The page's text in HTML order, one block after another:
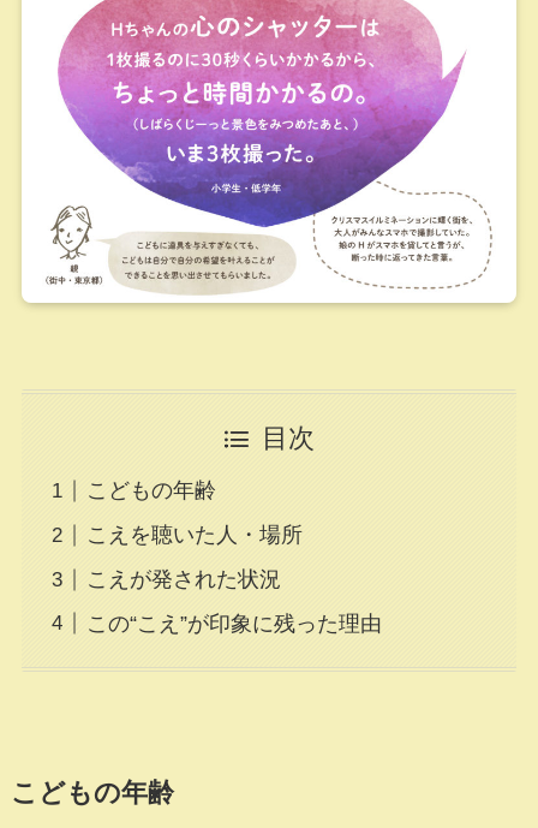
目次
こどもの年齢
こえを聴いた人・場所
こえが発された状況
この“こえ”が印象に残った理由
こどもの年齢